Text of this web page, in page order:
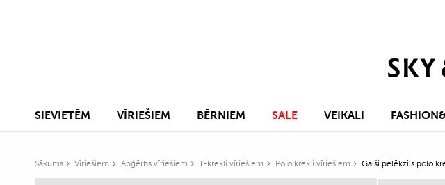
SIEVIETĒM VĪRIEŠIEM BĒRNIEM SALE VEIKALI
Sākums Vīriešiem Apģērbs vīriešiem T-krekli vīriešiem Polo krekli vīriešiem Gaiši pelēkzils polo